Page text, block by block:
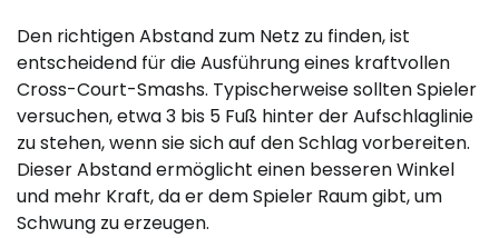
Den richtigen Abstand zum Netz zu finden, ist
entscheidend für die Ausführung eines kraftvollen
Cross-Court-Smashs. Typischerweise sollten Spieler
versuchen, etwa 3 bis 5 Fuß hinter der Aufschlaglinie
zu stehen, wenn sie sich auf den Schlag vorbereiten.
Dieser Abstand ermöglicht einen besseren Winkel
und mehr Kraft, da er dem Spieler Raum gibt, um
Schwung zu erzeugen.